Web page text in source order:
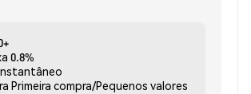
0.8%
Primeira compra/Pequenos valores